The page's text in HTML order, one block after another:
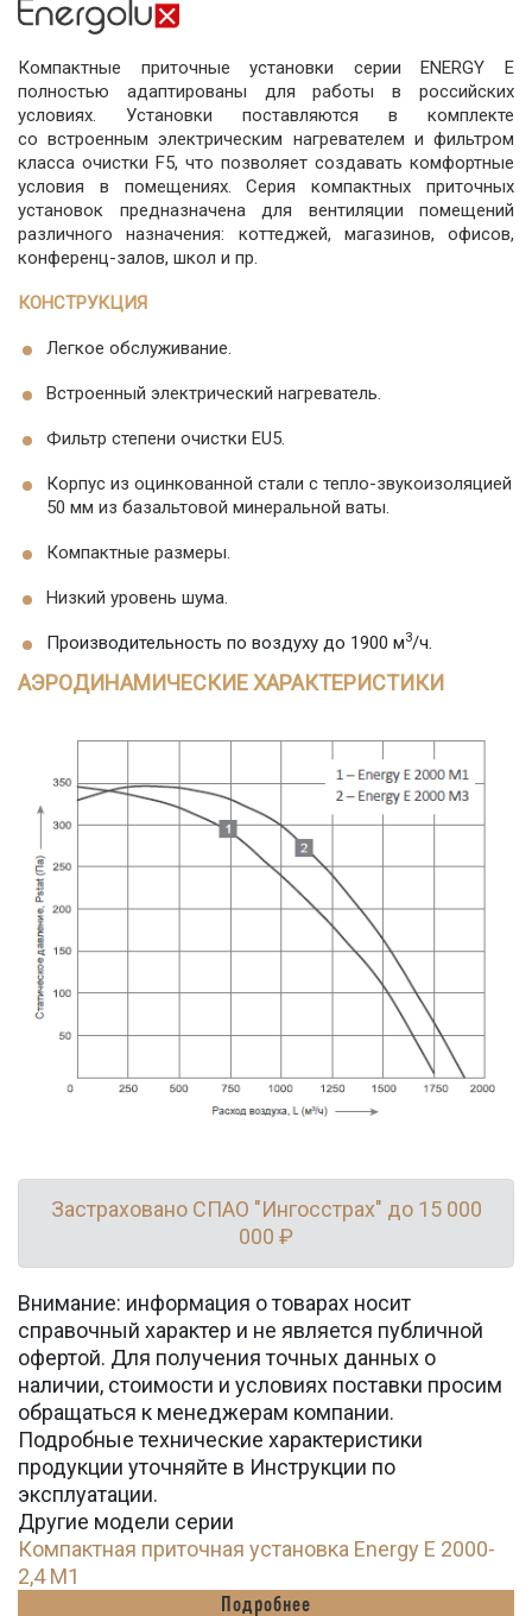
Компактные приточные установки серии ENERGY E
полностью адаптированы для работы в российских
условиях. Установки поставляются в комплекте
со встроенным электрическим нагревателем и фильтром
класса очистки F5, что позволяет создавать комфортные
условия в помещениях. Серия компактных приточных
установок предназначена для вентиляции помещений
различного назначения: коттеджей, магазинов, офисов,
конференц-залов, школ и пр.
КОНСТРУКЦИЯ
Легкое обслуживание.
Встроенный электрический нагреватель.
Фильтр степени очистки EU5.
Корпус из оцинкованной стали с тепло-звукоизоляцией
50 мм из базальтовой минеральной ваты.
Компактные размеры.
Низкий уровень шума.
Производительность по воздуху до 1900 м3/ч.
АЭРОДИНАМИЧЕСКИЕ ХАРАКТЕРИСТИКИ
Застраховано СПАО "Ингосстрах" до 15 000
000 ₽
Внимание: информация о товарах носит
справочный характер и не является публичной
офертой. Для получения точных данных о
наличии, стоимости и условиях поставки просим
обращаться к менеджерам компании.
Подробные технические характеристики
продукции уточняйте в Инструкции по
эксплуатации.
Другие модели серии
Компактная приточная установка Energy E 2000-
2,4 M1
Подробнее